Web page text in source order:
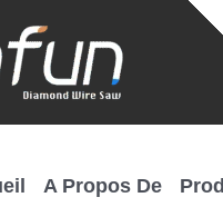
A Propos De